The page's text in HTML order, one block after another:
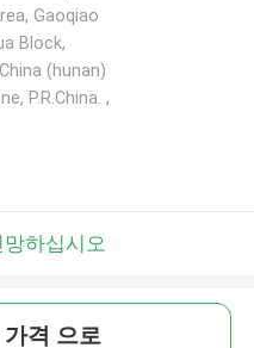
Gaoqiao
Block,
(hunan)
P.R.China. ,
하십시오
격 으로